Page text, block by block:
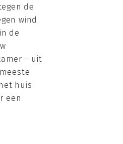
de
wind
de
– uit
huis
een